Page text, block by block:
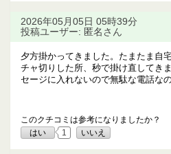
2026年05月05日 05時39分
投稿ユーザー: 匿名さん
夕方掛かってきました。たまたま自
チャ切りした所、秒で掛け直してき
セージに入れないので無駄な電話な
このクチコミは参考になりましたか？
はい
1 いいえ